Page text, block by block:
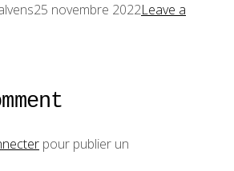
25 novembre 2022Leave a
pour publier un